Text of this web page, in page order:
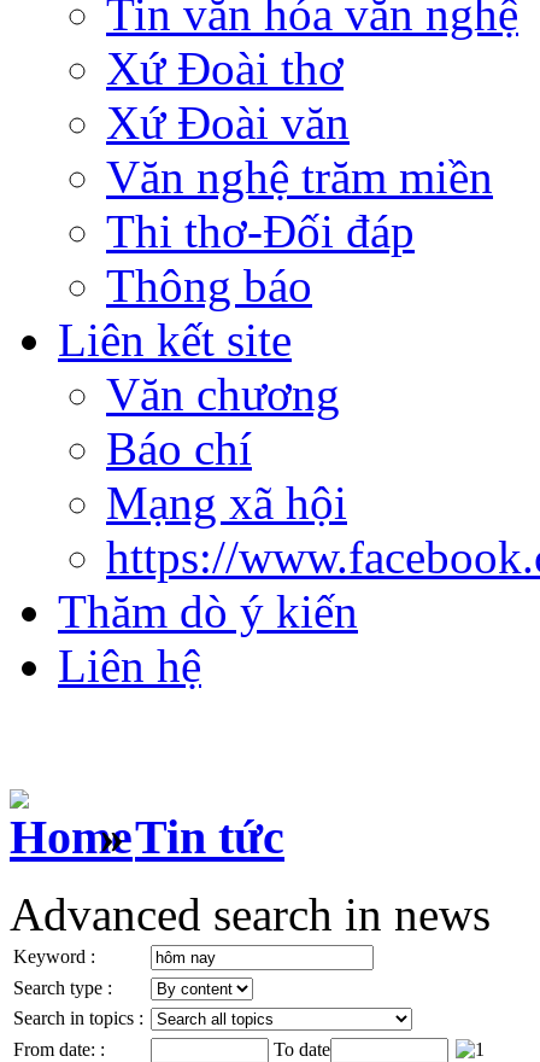
Tin văn hóa văn nghệ
Xứ Đoài thơ
Xứ Đoài văn
Văn nghệ trăm miền
Thi thơ-Đối đáp
Thông báo
Liên kết site
Văn chương
Báo chí
Mạng xã hội
https://
Thăm dò ý kiến
Liên hệ
» Tin tức
Advanced search in news
Keyword :
Search type :
Search in topics :
From date: :
To date